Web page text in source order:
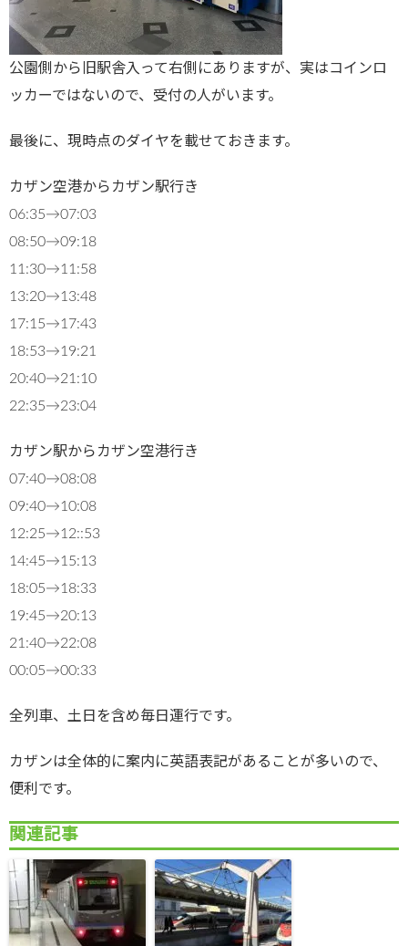
公園側から旧駅舎入って右側にありますが、実はコインロ
ッカーではないので、受付の人がいます。
最後に、現時点のダイヤを載せておきます。
カザン空港からカザン駅行き
06:35→07:03
08:50→09:18
11:30→11:58
13:20→13:48
17:15→17:43
18:53→19:21
20:40→21:10
22:35→23:04
カザン駅からカザン空港行き
07:40→08:08
09:40→10:08
12:25→12::53
14:45→15:13
18:05→18:33
19:45→20:13
21:40→22:08
00:05→00:33
全列車、土日を含め毎日運行です。
カザンは全体的に案内に英語表記があることが多いので、
便利です。
関連記事